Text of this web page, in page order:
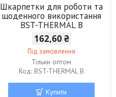
Шкарпетки для роботи та
щоденного використання
BST-THERMAL B
162,60 ₴
Під замовлення
Тільки оптом
BST-THERMAL B
Купити